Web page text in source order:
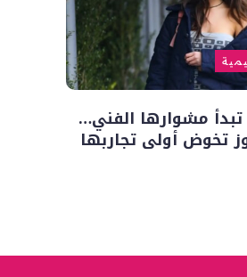
مشوارها الفني…
تخوض أولى تجاربها